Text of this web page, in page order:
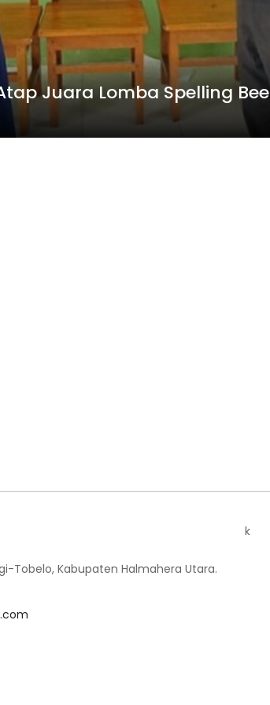
Juara Lomba Spelling Bee
Tobelo, Kabupaten Halmahera Utara.
k